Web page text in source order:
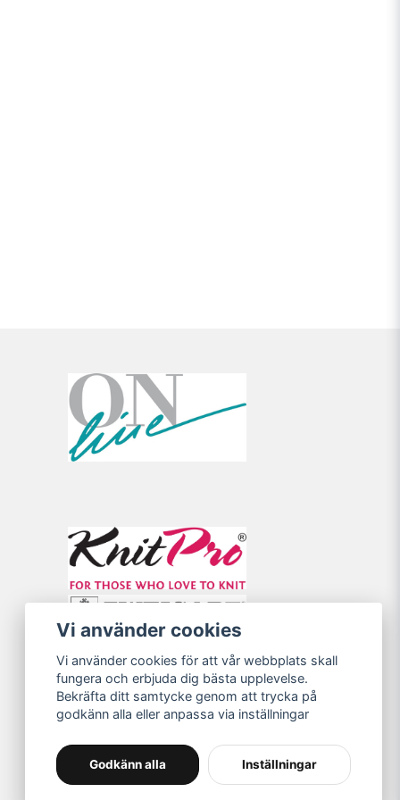
Vi använder cookies
Vi använder cookies för att vår webbplats skall
fungera och erbjuda dig bästa upplevelse.
Bekräfta ditt samtycke genom att trycka på
godkänn alla eller anpassa via inställningar
Godkänn alla Inställningar